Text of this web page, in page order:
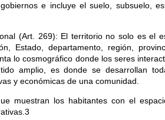
e incluye el suelo, subsuelo,
(Art. 269): El territorio no solo es el
Estado, departamento, región,
lo cosmográfico donde los seres
amplio, es donde se desarrollan
y económicas de una comunidad.
muestran los habitantes con el